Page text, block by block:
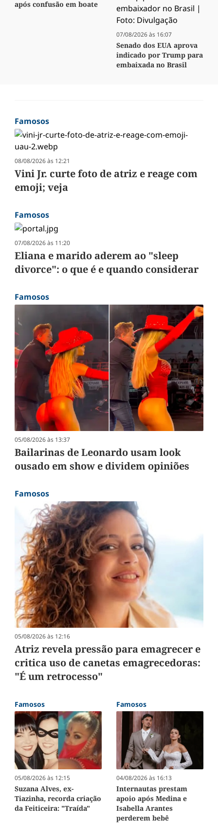
após confusão em boate
07/08/2026 às 16:07
Senado dos EUA aprova
indicado por Trump para
embaixada no Brasil
Famosos
08/08/2026 às 12:21
Vini Jr. curte foto de atriz e reage com
emoji; veja
Famosos
07/08/2026 às 11:20
Eliana e marido aderem ao "sleep
divorce": o que é e quando considerar
Famosos
05/08/2026 às 13:37
Bailarinas de Leonardo usam look
ousado em show e dividem opiniões
Famosos
05/08/2026 às 12:16
Atriz revela pressão para emagrecer e
critica uso de canetas emagrecedoras:
"É um retrocesso"
Famosos
05/08/2026 às 12:15
Suzana Alves, ex-
Tiazinha, recorda criação
da Feiticeira: "Traída"
Famosos
04/08/2026 às 16:13
Internautas prestam
apoio após Medina e
Isabella Arantes
perderem bebê